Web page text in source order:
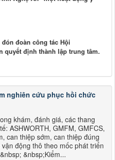
đoàn công tác Hội
quyết định thành lập trung tâm.
nghiên cứu phục hồi chức
khám, đánh giá, các thang
ASHWORTH, GMFM, GMFCS,
can thiệp sớm, can thiệp đúng
động thô theo mốc phát triển
&nbsp;Kiểm...